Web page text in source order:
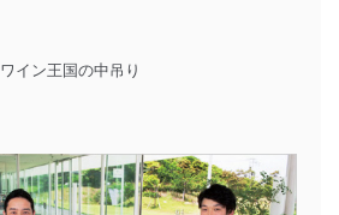
ワイン王国の中吊り